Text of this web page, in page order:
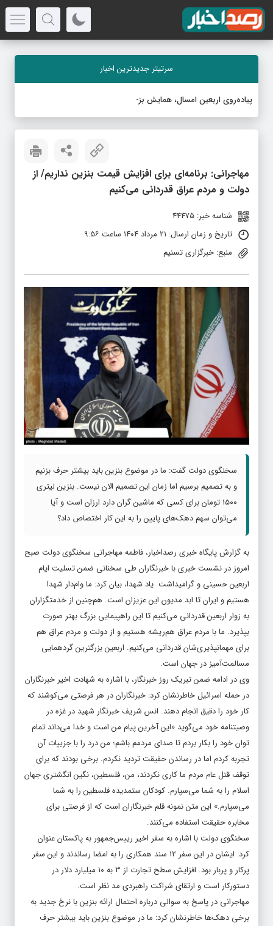
سرتیتر جدیدترین اخبار
پیاده‌روی اربعین امسال، همایش بزرگ مبارزه با
مهاجرانی: برنامه‌ای برای افزایش قیمت بنزین نداریم/ از
دولت و مردم عراق قدردانی می‌کنیم
شناسه خبر: 44475
تاریخ و زمان ارسال: ۲۱ مرداد ۱۴۰۴ ساعت ۹:۵۶
منبع: خبرگزاری تسنیم
سخنگوی دولت گفت: ما در موضوع بنزین باید بیشتر حرف بزنیم
و به تصمیم برسیم اما زمان این تصمیم الان نیست. بنزین لیتری
۱۵۰۰ تومان برای کسی که ماشین گران دارد ارزان است و آیا
می‌توان سهم دهک‌های پایین را به این کار اختصاص داد؟
به گزارش پایگاه خبری رصداخبار، فاطمه مهاجرانی سخنگوی دولت صبح
امروز در نشست خبری با خبرنگاران طی سخنانی ضمن تسلیت ایام
اربعین حسینی و گرامیداشت یاد شهدا، بیان کرد: ما وام‌دار شهدا
هستیم و ایران تا ابد مدیون این عزیزان است. هم‌چنین از خدمتگزاران
به زوار اربعین قدردانی می‌کنیم تا این راهپیمایی بزرگ بهتر صورت
بپذیرد. ما با مردم عراق هم‌ریشه هستیم و از دولت و مردم عراق هم
برای مهمانپذیری‌شان قدردانی می‌کنیم. اربعین بزرگترین گردهمایی
مسالمت‌آمیز در جهان است.
وی در ادامه ضمن تبریک روز خبرنگار، با اشاره به شهادت اخیر خبرنگاران
در حمله اسرائیل خاطرنشان کرد: خبرنگاران در هر فرصتی می‌کوشند که
کار خود را دقیق انجام دهند. انس شریف خبرنگار شهید در غزه در
وصیتنامه خود می‌گوید «این آخرین پیام من است و خدا می‌داند تمام
توان خود را بکار بردم تا صدای مردمم باشم؛ من درد را با جزییات آن
تجربه کردم اما در رساندن حقیقت تردید نکردم. برخی بودند که برای
توقف قتل عام مردم ما کاری نکردند، من، فلسطین، نگین انگشتری جهان
اسلام را به شما می‌سپارم. کودکان ستمدیده فلسطین را به شما
می‌سپارم.» این متن نمونه قلم خبرنگاران است که از فرصتی برای
مخابره حقیقت استفاده می‌کنند.
سخنگوی دولت با اشاره به سفر اخیر رییس‌جمهور به پاکستان عنوان
کرد: ایشان در این سفر ۱۲ سند همکاری را به امضا رساندند و این سفر
پرکار و پربار بود. افزایش سطح تجارت از ۳ به ۱۰ میلیارد دلار در
دستورکار است و ارتقای شراکت راهبردی مد نظر است.
مهاجرانی در پاسخ به سوالی درباره احتمال ارائه بنزین با نرخ جدید به
برخی دهک‌‌ها خاطرنشان کرد: ما در موضوع بنزین باید بیشتر حرف